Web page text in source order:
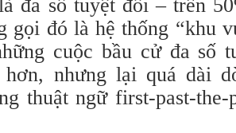
đa số tuyệt đối – trên
gọi đó là hệ thống “khu
cuộc bầu cử đa số
hơn, nhưng lại quá dài
thuật ngữ first-past-the-